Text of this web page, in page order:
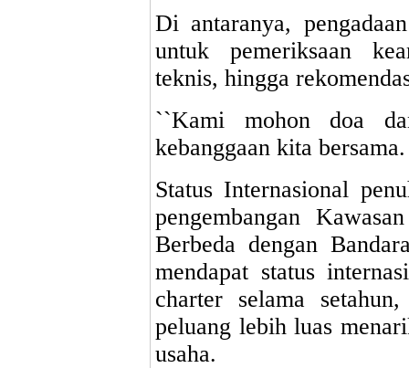
Di antaranya,
untuk pemeriksaan
teknis, hingga
``Kami mohon doa
kebanggaan kita
Status Internasional
pengembangan
Berbeda dengan
mendapat status
charter selama
peluang lebih luas
usaha.